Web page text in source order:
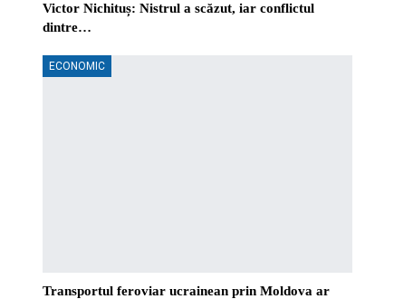
Victor Nichituș: Nistrul a scăzut, iar conflictul
dintre…
ECONOMIC
Transportul feroviar ucrainean prin Moldova ar